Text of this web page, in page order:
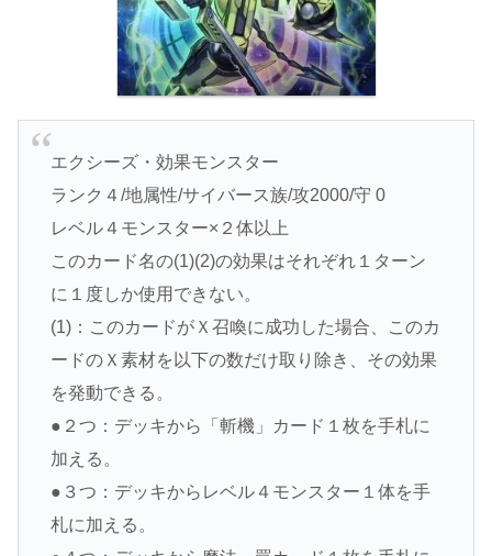
エクシーズ・効果モンスター
ランク４/地属性/サイバース族/攻2000/守 0
レベル４モンスター×２体以上
このカード名の(1)(2)の効果はそれぞれ１ターン
に１度しか使用できない。
(1)：このカードがＸ召喚に成功した場合、このカ
ードのＸ素材を以下の数だけ取り除き、その効果
を発動できる。
●２つ：デッキから「斬機」カード１枚を手札に
加える。
●３つ：デッキからレベル４モンスター１体を手
札に加える。